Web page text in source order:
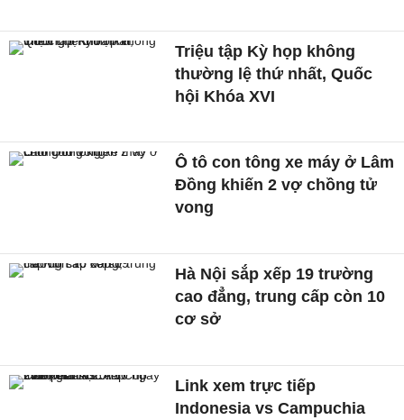
Triệu tập Kỳ họp không
thường lệ thứ nhất, Quốc
hội Khóa XVI
Ô tô con tông xe máy ở Lâm
Đồng khiến 2 vợ chồng tử
vong
Hà Nội sắp xếp 19 trường
cao đẳng, trung cấp còn 10
cơ sở
Link xem trực tiếp
Indonesia vs Campuchia